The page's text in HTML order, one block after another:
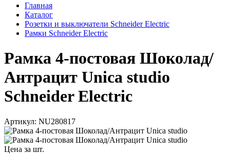
Главная
Каталог
Розетки и выключатели Schneider Electric
Рамки Schneider Electric
Рамка 4-постовая Шоколад/
Антрацит Unica studio
Schneider Electric
Артикул: NU280817
Цена за шт.